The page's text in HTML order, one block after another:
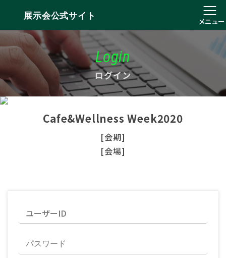
展示会公式サイト
メニュー
Login
ログイン
Cafe&Wellness Week2020
[会期]
[会場]